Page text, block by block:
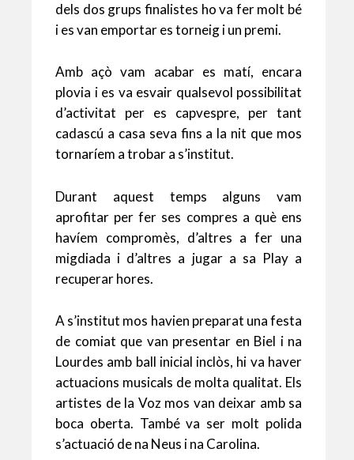
dels dos grups finalistes ho va fer molt bé
i es van emportar es torneig i un premi.
Amb açò vam acabar es matí, encara
plovia i es va esvair qualsevol possibilitat
d’activitat per es capvespre, per tant
cadascú a casa seva fins a la nit que mos
tornaríem a trobar a s’institut.
Durant aquest temps alguns vam
aprofitar per fer ses compres a què ens
havíem compromès, d’altres a fer una
migdiada i d’altres a jugar a sa Play a
recuperar hores.
A s’institut mos havien preparat una festa
de comiat que van presentar en Biel i na
Lourdes amb ball inicial inclòs, hi va haver
actuacions musicals de molta qualitat. Els
artistes de la Voz mos van deixar amb sa
boca oberta. També va ser molt polida
s’actuació de na Neus i na Carolina.